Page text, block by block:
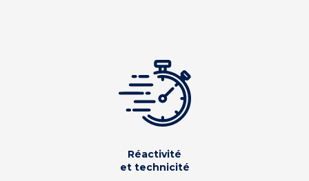
Réactivité
et technicité